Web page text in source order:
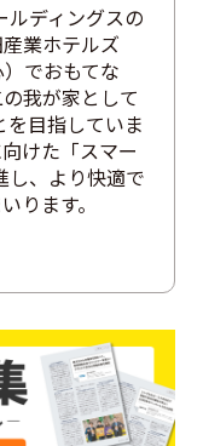
ルディングスの
業ホテルズ
でおもてな
我が家として
目指していま
けた「スマー
し、より快適で
ります。